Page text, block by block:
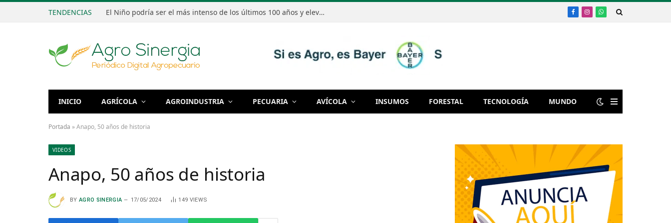
TENDENCIAS El Niño podría ser el más intenso de los últimos 100 años y elevar el riesgo de excesos de lluvias en Paraguay Facebook
Instagram
WhatsApp
INICIO AGRÍCOLA AGROINDUSTRIA PECUARIA AVÍCOLA INSUMOS FORESTAL TECNOLOGÍA MUNDO
Portada »Anapo, 50 años de historia
VIDEOS
Anapo, 50 años de historia
BY AGRO SINERGIA 17/05/2024 149 VIEWS